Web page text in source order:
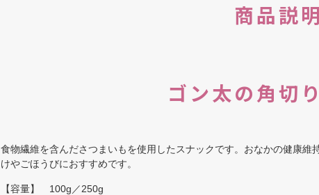
商品説明
ゴン太の角切
食物繊維を含んださつまいもを使用したスナックです。おなかの健康
けやごほうびにおすすめです。
【容量】 100g／250g